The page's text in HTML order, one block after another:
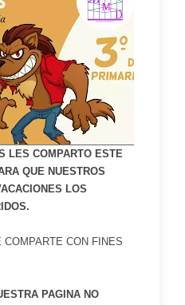
LES COMPARTO ESTE
QUE NUESTROS
LOS
CON FINES
PAGINA NO